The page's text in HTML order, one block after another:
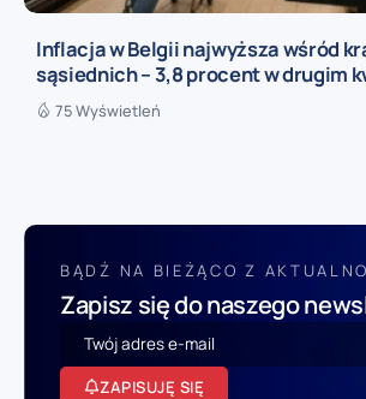
Inflacja w Belgii najwyższa wśród
sąsiednich – 3,8 procent w drugim
75 Wyświetleń
BĄDŹ NA BIEŻĄCO Z
Zapisz się do naszego
ZAPISUJĘ SIĘ